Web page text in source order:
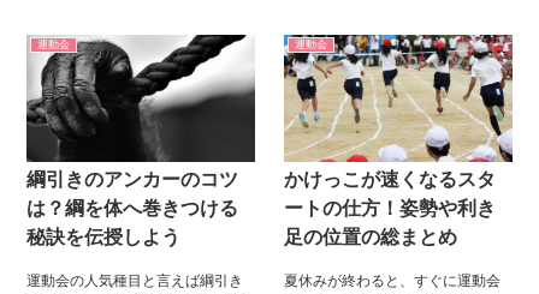
運動会
綱引きのアンカーのコツ
は？綱を体へ巻きつける
秘訣を伝授しよう
運動会の人気種目と言えば綱引き
運動会
かけっこが速くなるスタ
ートの仕方！姿勢や利き
足の位置の総まとめ
夏休みが終わると、すぐに運動会